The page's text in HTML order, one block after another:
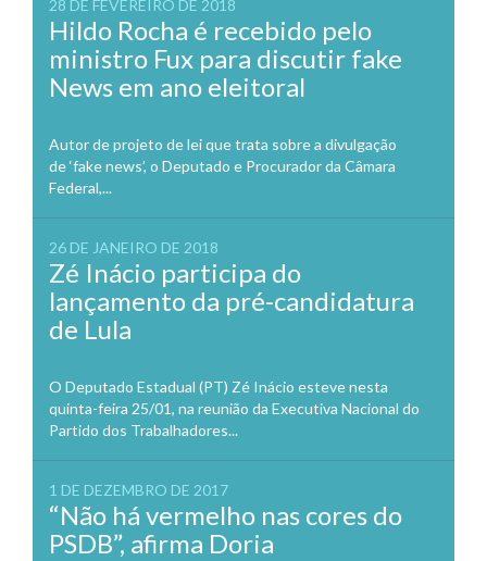
28 DE FEVEREIRO DE 2018
Hildo Rocha é recebido pelo
ministro Fux para discutir fake
News em ano eleitoral
Autor de projeto de lei que trata sobre a divulgação
de ‘fake news’, o Deputado e Procurador da Câmara
Federal,...
26 DE JANEIRO DE 2018
Zé Inácio participa do
lançamento da pré-candidatura
de Lula
O Deputado Estadual (PT) Zé Inácio esteve nesta
quinta-feira 25/01, na reunião da Executiva Nacional do
Partido dos Trabalhadores...
1 DE DEZEMBRO DE 2017
“Não há vermelho nas cores do
PSDB”, afirma Doria